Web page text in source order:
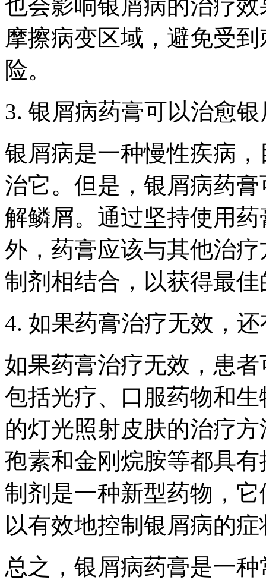
也会影响银屑病的治疗
摩擦病变区域，避免受
险。
3. 银屑病药膏可以治愈
银屑病是一种慢性疾病
治它。但是，银屑病药
解鳞屑。通过坚持使用
外，药膏应该与其他治
制剂相结合，以获得最
4. 如果药膏治疗无效，
如果药膏治疗无效，患
包括光疗、口服药物和
的灯光照射皮肤的治疗
孢素和金刚烷胺等都具
制剂是一种新型药物，
以有效地控制银屑病的症
总之，银屑病药膏是一